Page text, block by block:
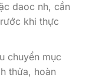
daoc nh, cần
khi thực
chuyển mục
thửa, hoàn